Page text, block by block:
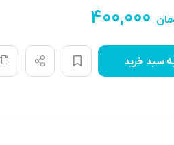
۴۰۰,۰۰۰
سبد خرید